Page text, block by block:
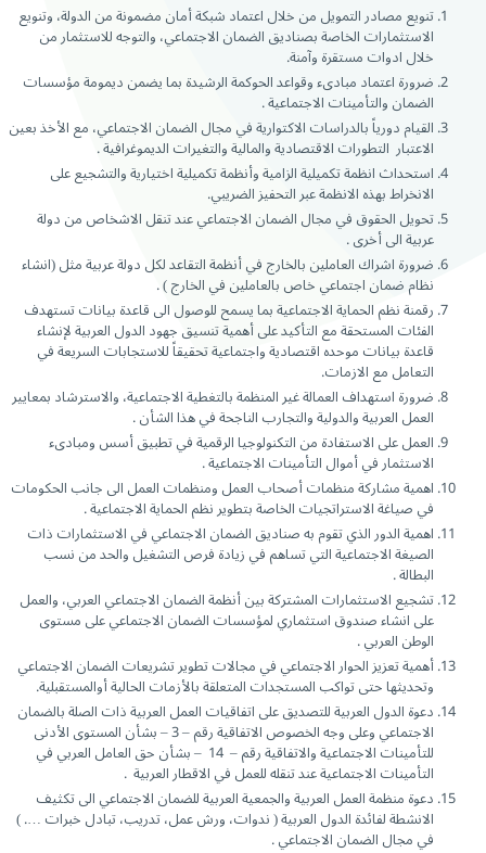
تنويع مصادر التمويل من خلال اعتماد شبكة أمان مضمونة من الدولة، وتنويع
الاستثمارات الخاصة بصناديق الضمان الاجتماعي، والتوجه للاستثمار من
خلال ادوات مستقرة وآمنة.
ضرورة اعتماد مبادىء وقواعد الحوكمة الرشيدة بما يضمن ديمومة مؤسسات
الضمان والتأمينات الاجتماعية .
القيام دورياً بالدراسات الاكتوارية في مجال الضمان الاجتماعي، مع الأخذ بعين
الاعتبار التطورات الاقتصادية والمالية والتغيرات الديموغرافية .
استحداث انظمة تكميلية الزامية وأنظمة تكميلية اختيارية والتشجيع على
الانخراط بهذه الانظمة عبر التحفيز الضريبي.
تحويل الحقوق في مجال الضمان الاجتماعي عند تنقل الاشخاص من دولة
عربية الى أخرى .
ضرورة اشراك العاملين بالخارج في أنظمة التقاعد لكل دولة عربية مثل (انشاء
نظام ضمان اجتماعي خاص بالعاملين في الخارج ) .
رقمنة نظم الحماية الاجتماعية بما يسمح للوصول الى قاعدة بيانات تستهدف
الفئات المستحقة مع التأكيد على أهمية تنسيق جهود الدول العربية لإنشاء
قاعدة بيانات موحده اقتصادية واجتماعية تحقيقاً للاستجابات السريعة في
التعامل مع الازمات.
ضرورة استهداف العمالة غير المنظمة بالتغطية الاجتماعية، والاسترشاد بمعايير
العمل العربية والدولية والتجارب الناجحة في هذا الشأن .
العمل على الاستفادة من التكنولوجيا الرقمية في تطبيق أسس ومبادىء
الاستثمار في أموال التأمينات الاجتماعية .
اهمية مشاركة منظمات أصحاب العمل ومنظمات العمل الى جانب الحكومات
في صياغة الاستراتجيات الخاصة بتطوير نظم الحماية الاجتماعية .
اهمية الدور الذي تقوم به صناديق الضمان الاجتماعي في الاستثمارات ذات
الصيغة الاجتماعية التي تساهم في زيادة فرص التشغيل والحد من نسب
البطالة .
تشجيع الاستثمارات المشتركة بين أنظمة الضمان الاجتماعي العربي، والعمل
على انشاء صندوق استثماري لمؤسسات الضمان الاجتماعي على مستوى
الوطن العربي .
أهمية تعزيز الحوار الاجتماعي في مجالات تطوير تشريعات الضمان الاجتماعي
وتحديثها حتى تواكب المستجدات المتعلقة بالأزمات الحالية أوالمستقبلية.
دعوة الدول العربية للتصديق على اتفاقيات العمل العربية ذات الصلة بالضمان
الاجتماعي وعلى وجه الخصوص الاتفاقية رقم – 3 – بشأن المستوى الأدنى
للتأمينات الاجتماعية والاتفاقية رقم – 14 – بشأن حق العامل العربي في
التأمينات الاجتماعية عند تنقله للعمل في الاقطار العربية .
دعوة منظمة العمل العربية والجمعية العربية للضمان الاجتماعي الى تكثيف
الانشطة لفائدة الدول العربية ( ندوات، ورش عمل، تدريب، تبادل خبرات …. )
في مجال الضمان الاجتماعي .